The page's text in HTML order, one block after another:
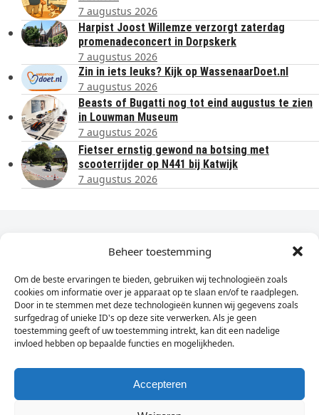
Beheer toestemming
Om de beste ervaringen te bieden, gebruiken wij technologieën zoals
cookies om informatie over je apparaat op te slaan en/of te raadplegen.
Door in te stemmen met deze technologieën kunnen wij gegevens zoals
surfgedrag of unieke ID's op deze site verwerken. Als je geen
toestemming geeft of uw toestemming intrekt, kan dit een nadelige
invloed hebben op bepaalde functies en mogelijkheden.
Accepteren
7 augustus 2026
Harpist Joost Willemze verzorgt zaterdag
promenadeconcert in Dorpskerk
7 augustus 2026
Zin in iets leuks? Kijk op WassenaarDoet.nl
7 augustus 2026
Beasts of Bugatti nog tot eind augustus te zien
in Louwman Museum
7 augustus 2026
Fietser ernstig gewond na botsing met
scooterrijder op N441 bij Katwijk
7 augustus 2026
Dagelijks het laatste nieuws in je e-mail?
Vul
hier
je
e-
mailadres
in
Sign Up